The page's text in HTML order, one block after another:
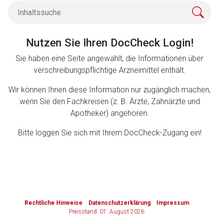
Nutzen Sie Ihren DocCheck Login!
Sie haben eine Seite angewählt, die Informationen über
verschreibungspflichtige Arzneimittel enthält.
Wir können Ihnen diese Information nur zugänglich machen,
wenn Sie den Fachkreisen (z. B. Ärzte, Zahnärzte und
Apotheker) angehören.
Bitte loggen Sie sich mit Ihrem DocCheck-Zugang ein!
Rechtliche Hinweise Datenschutzerklärung
Impressum
Preisstand: 01. August 2026